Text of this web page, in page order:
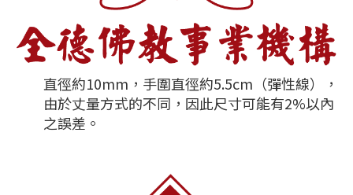
直徑約10mm，手圍直徑約5.5cm（彈性線），
由於丈量方式的不同，因此尺寸可能有2%以內
之誤差。